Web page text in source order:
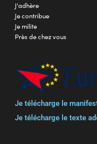
J'adhère
Je contribue
Je milite
Près de chez vous
Je télécharge le
Je télécharge le texte